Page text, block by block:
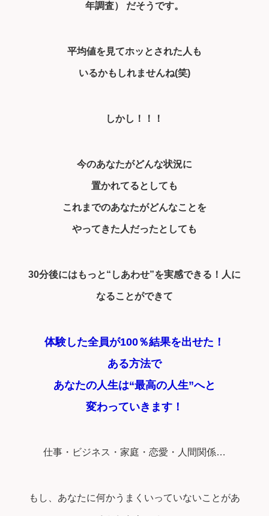
年調査） だそうです。
平均値を見てホッとされた人も
いるかもしれませんね(笑)
しかし！！！
今のあなたがどんな状況に
置かれてるとしても
これまでのあなたがどんなことを
やってきた人だったとしても
30分後にはもっと“しあわせ”を実感できる！人に
なることができて
体験した全員が100％結果を出せた！
ある方法で
あなたの人生は“最高の人生”へと
変わっていきます！
仕事・ビジネス・家庭・恋愛・人間関係…
もし、あなたに何かうまくいっていないことがあ